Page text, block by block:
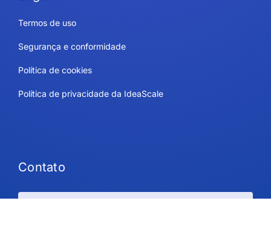
Termos de uso
Segurança e conformidade
Política de cookies
Política de privacidade da IdeaScale
Contato